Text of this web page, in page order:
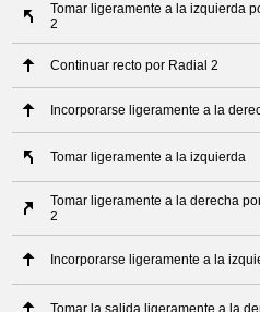
Tomar ligeramente a la izquierda
2
Continuar recto por Radial 2
Incorporarse ligeramente a la
Tomar ligeramente a la izquierda
Tomar ligeramente a la derecha
2
Incorporarse ligeramente a la
Tomar la salida ligeramente a la